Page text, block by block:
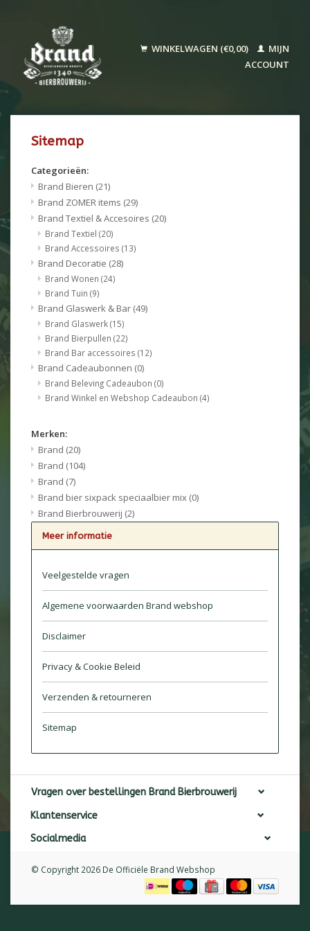
WINKELWAGEN (€0,00)
MIJN
ACCOUNT
Sitemap
Categorieën:
Brand Bieren (21)
Brand ZOMER items (29)
Brand Textiel & Accesoires (20)
Brand Textiel (20)
Brand Accessoires (13)
Brand Decoratie (28)
Brand Wonen (24)
Brand Tuin (9)
Brand Glaswerk & Bar (49)
Brand Glaswerk(15)
Brand Bierpullen (22)
Brand Bar accessoires (12)
Brand Cadeaubonnen (0)
Brand Beleving Cadeaubon (0)
Brand Winkel en Webshop Cadeaubon (4)
Merken:
Brand (20)
Brand (104)
Brand (7)
Brand bier sixpack speciaalbier mix (0)
Brand Bierbrouwerij (2)
Meer informatie
Veelgestelde vragen
Algemene voorwaarden Brand webshop
Disclaimer
Privacy & Cookie Beleid
Verzenden & retourneren
Sitemap
Vragen over bestellingen Brand Bierbrouwerij
Klantenservice
Socialmedia
© Copyright 2026 De Officiële Brand Webshop